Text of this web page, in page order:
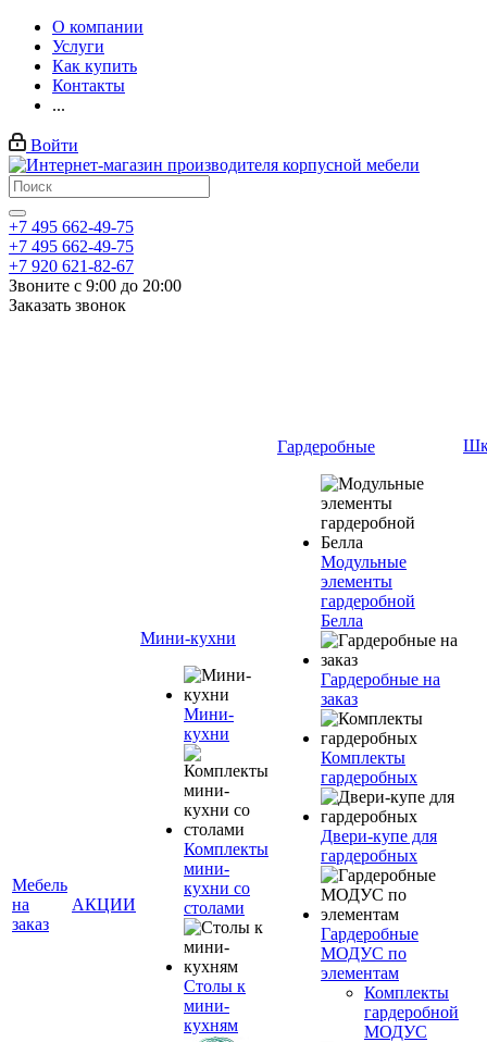
О компании
Услуги
Как купить
Контакты
...
Войти
+7 495 662-49-75
+7 495 662-49-75
+7 920 621-82-67
Звоните с 9:00 до 20:00
Заказать звонок
Мебель
на
заказ
АКЦИИ
Мини-кухни
Мини-
кухни
Комплекты
мини-
кухни со
столами
Столы к
мини-
кухням
Гардеробные
Модульные
элементы
гардеробной
Белла
Гардеробные на
заказ
Комплекты
гардеробных
Двери-купе для
гардеробных
Гардеробные
МОДУС по
элементам
Комплекты
гардеробной
МОДУС